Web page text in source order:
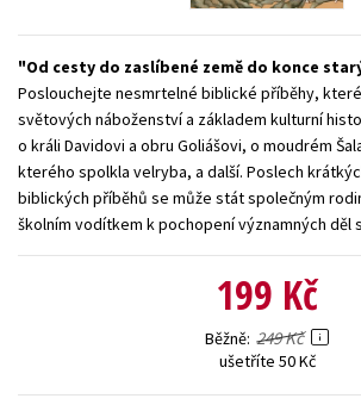
Young adult (SK)
Zahraniční literatura
Všechny tituly
Od cesty do zaslíbené země do konce
Poslouchejte nesmrtelné biblické příběhy,
světových náboženství a základem kulturní
o králi Davidovi a obru Goliášovi, o moudrém
kterého spolkla velryba, a další. Poslech
biblických příběhů se může stát společným
školním vodítkem k pochopení významných děl
199 Kč
Běžně 249 Kč
ušetříte 50 Kč